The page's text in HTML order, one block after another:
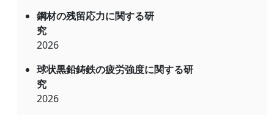
鋼材の残留応力に関する研
究
2026
球状黒鉛鋳鉄の疲労強度に関する研
究
2026